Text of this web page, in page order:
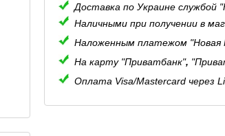
Доставка по Украине службой
Наличными при получении в
Наложенным платежом "Новая
На карту "Приватбанк",
Оплата Visa/Mastercard через